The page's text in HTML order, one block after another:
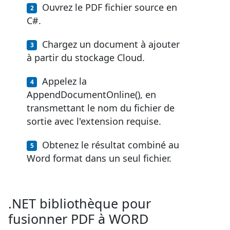
Ouvrez le PDF fichier source en
C#.
Chargez un document à ajouter
à partir du stockage Cloud.
Appelez la
AppendDocumentOnline(), en
transmettant le nom du fichier de
sortie avec l'extension requise.
Obtenez le résultat combiné au
Word format dans un seul fichier.
.NET bibliothèque pour
fusionner PDF à WORD